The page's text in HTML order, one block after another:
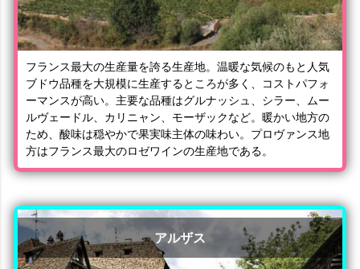
フランス最大の生産量を誇る生産地。温暖な気候のもと人気
ブドウ品種を大規模に生産するところが多く、コストパフォ
ーマンスが高い。主要な品種はグルナッシュ、シラー、ムー
ルヴェードル、カリニャン、モーザックなど。暖かい地方の
ため、酸味は穏やかで果実味主体の味わい。プロヴァンス地
方はフランス最大のロゼワインの生産地である。
アルザス